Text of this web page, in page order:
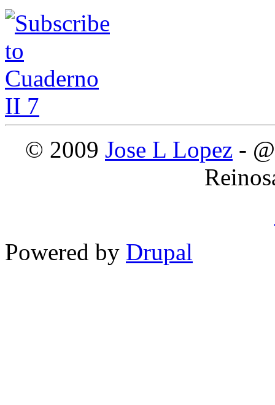
© 2009 Jose L Lopez -
Powered by Drupal